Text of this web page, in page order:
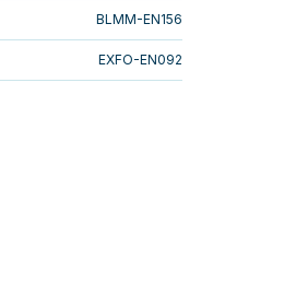
BLMM-EN156
EXFO-EN092